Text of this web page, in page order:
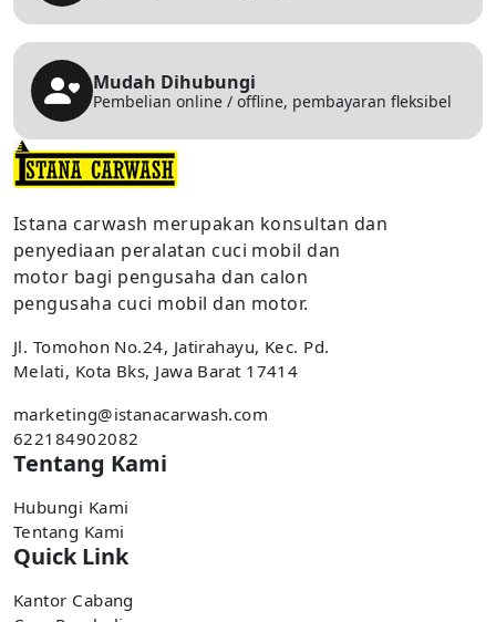
Mudah Dihubungi
Pembelian online / offline, pembayaran fleksibel
Istana carwash merupakan konsultan dan
penyediaan peralatan cuci mobil dan
motor bagi pengusaha dan calon
pengusaha cuci mobil dan motor.
Jl. Tomohon No.24, Jatirahayu, Kec. Pd.
Melati, Kota Bks, Jawa Barat 17414
marketing@istanacarwash.com
622184902082
Tentang Kami
Hubungi Kami
Tentang Kami
Quick Link
Kantor Cabang